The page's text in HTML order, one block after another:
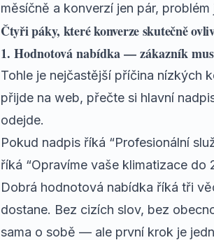
měsíčně a konverzí jen pár,
Čtyři páky, které konverze skutečně
1. Hodnotová nabídka — zákazník
Tohle je nejčastější příčina nízkých
přijde na web, přečte si hlavní
odejde.
Pokud nadpis říká “Profesionální
říká “Opravíme vaše klimatizace
Dobrá hodnotová nabídka říká tři
dostane. Bez cizích slov, bez
sama o sobě — ale první krok je